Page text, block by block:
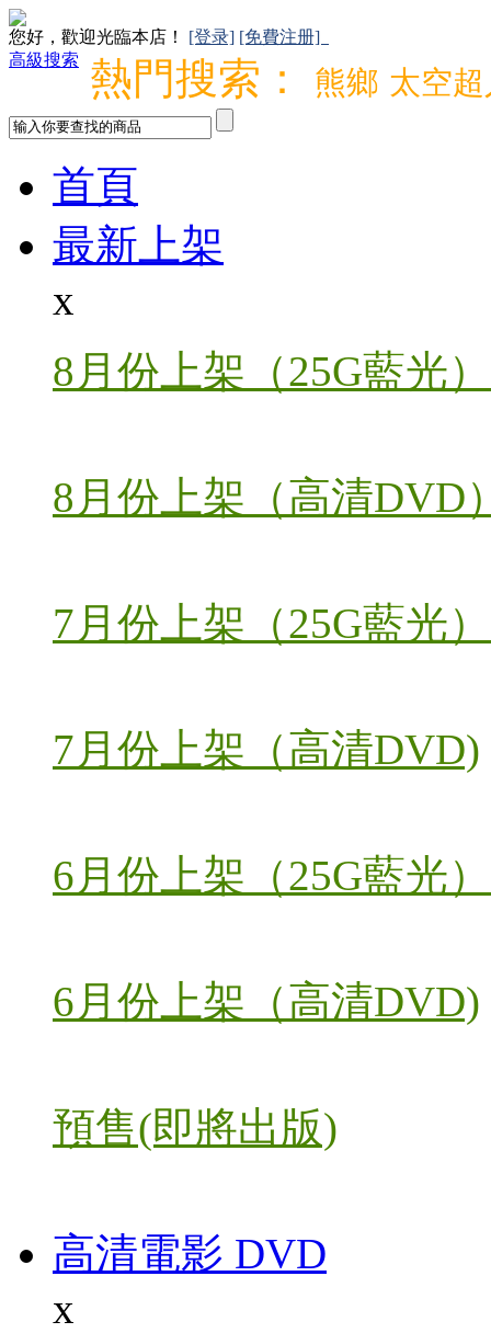
您好，歡迎光臨本店！ [登录] [免費注册]
高級搜索
熱門搜索： 熊鄉 太空
首頁
最新上架
x
8月份上架（25G藍光）
8月份上架（高清DVD
7月份上架（25G藍光）
7月份上架（高清DVD)
6月份上架（25G藍光）
6月份上架（高清DVD)
預售(即將出版)
高清電影 DVD
x